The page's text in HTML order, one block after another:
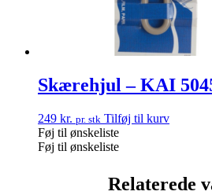
Skærehjul – KAI
249 kr. pr. stk Tilføj til kurv
Føj til ønskeliste
Føj til ønskeliste
Relaterede